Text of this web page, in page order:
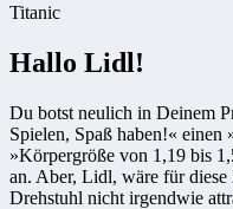
Titanic
Hallo Lidl!
Du botst neulich in Deinem
Spielen, Spaß haben!«
»Körpergröße von 1,19 bis
an. Aber, Lidl, wäre für
Drehstuhl nicht irgendwie